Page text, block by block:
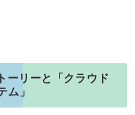
ーリーと「クラウド
ム」